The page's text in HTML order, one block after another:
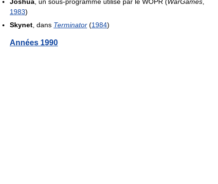
1983)
Skynet , dans Terminator (1984)
Années 1990